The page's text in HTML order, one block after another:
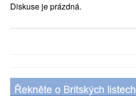
Diskuse je prázdná.